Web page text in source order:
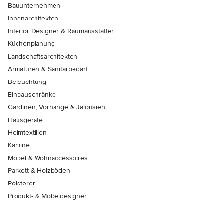
Bauunternehmen
Innenarchitekten
Interior Designer & Raumausstatter
Küchenplanung
Landschaftsarchitekten
Armaturen & Sanitärbedarf
Beleuchtung
Einbauschränke
Gardinen, Vorhänge & Jalousien
Hausgeräte
Heimtextilien
Kamine
Möbel & Wohnaccessoires
Parkett & Holzböden
Polsterer
Produkt- & Möbeldesigner